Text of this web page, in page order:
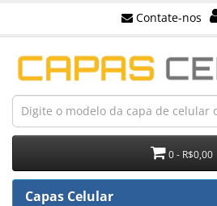
Contate-nos
0 - R$0,00
Capas Celular